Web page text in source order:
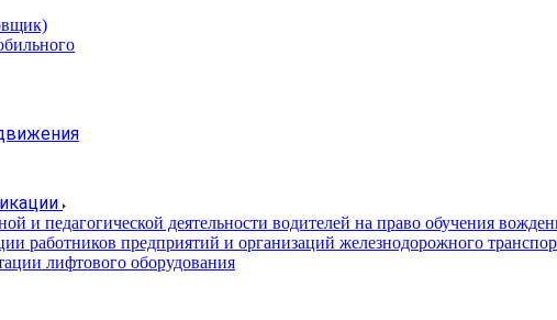
и педагогической деятельности водителей на право обучения
работников предприятий и организаций железнодорожного
лифтового оборудования